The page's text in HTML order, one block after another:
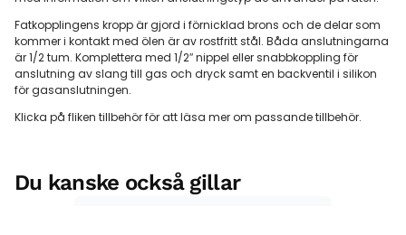
Fatkopplingens kropp är gjord i förnicklad brons och de delar som
kommer i kontakt med ölen är av rostfritt stål. Båda anslutningarna
är 1/2 tum. Komplettera med 1/2″ nippel eller snabbkoppling för
anslutning av slang till gas och dryck samt en backventil i silikon
för gasanslutningen.
Klicka på fliken tillbehör för att läsa mer om passande tillbehör.
Du kanske också gillar